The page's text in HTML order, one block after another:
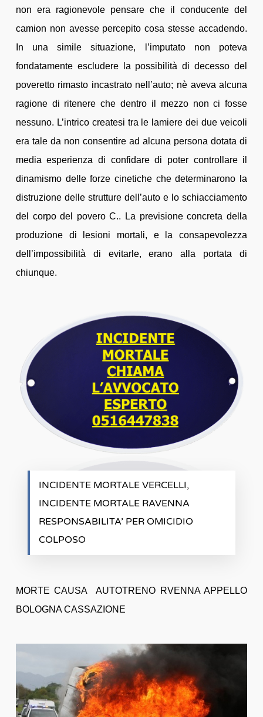
non era ragionevole pensare che il conducente del
camion non avesse percepito cosa stesse accadendo.
In una simile situazione, l’imputato non poteva
fondatamente escludere la possibilità di decesso del
poveretto rimasto incastrato nell’auto; nè aveva alcuna
ragione di ritenere che dentro il mezzo non ci fosse
nessuno. L’intrico createsi tra le lamiere dei due veicoli
era tale da non consentire ad alcuna persona dotata di
media esperienza di confidare di poter controllare il
dinamismo delle forze cinetiche che determinarono la
distruzione delle strutture dell’auto e lo schiacciamento
del corpo del povero C.. La previsione concreta della
produzione di lesioni mortali, e la consapevolezza
dell’impossibilità di evitarle, erano alla portata di
chiunque.
INCIDENTE MORTALE VERCELLI,
INCIDENTE MORTALE RAVENNA
RESPONSABILITA’ PER OMICIDIO
COLPOSO
MORTE CAUSA AUTOTRENO RVENNA APPELLO
BOLOGNA CASSAZIONE